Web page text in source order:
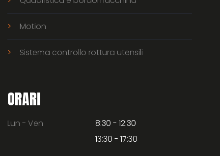
Motion
Sistema controllo rottura utensili
ORARI
Lun - Ven
8:30 - 12:30
13:30 - 17:30